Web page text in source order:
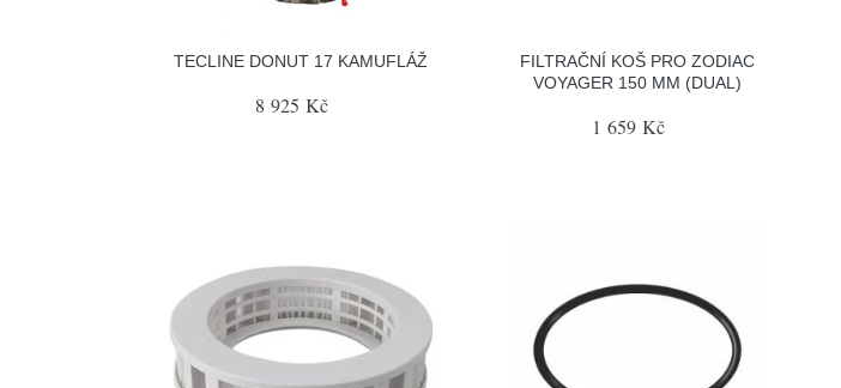
TECLINE DONUT 17 KAMUFLÁŽ
8 925 Kč
FILTRAČNÍ KOŠ PRO ZODIAC
VOYAGER 150 ΜM (DUAL)
1 659 Kč